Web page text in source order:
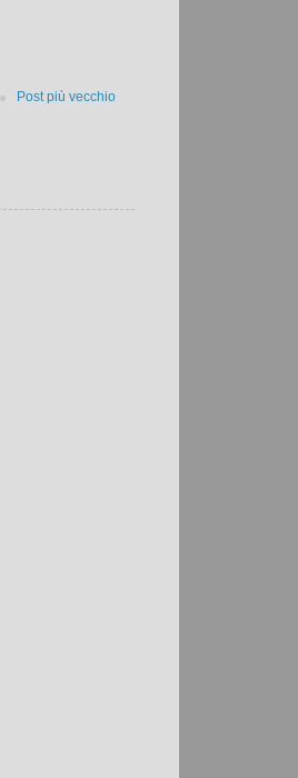
Post più vecchio